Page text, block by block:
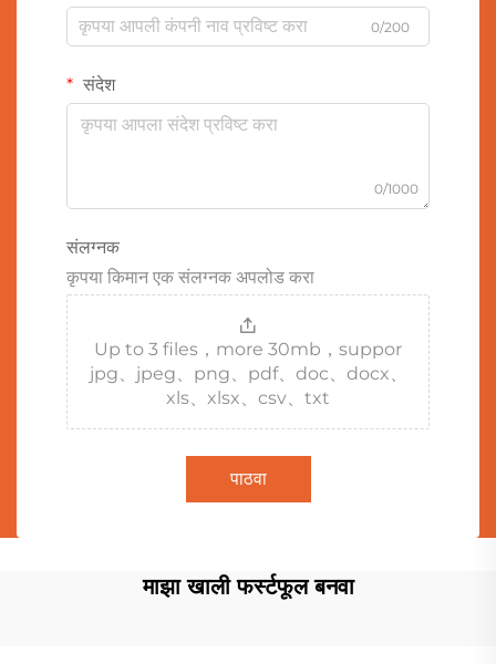
0/200
संदेश
0/1000
संलग्नक
कृपया किमान एक संलग्नक अपलोड करा
Up to 3 files，more 30mb，suppor
jpg、jpeg、png、pdf、doc、docx、
xls、xlsx、csv、txt
पाठवा
माझा खाली फर्स्टफूल बनवा